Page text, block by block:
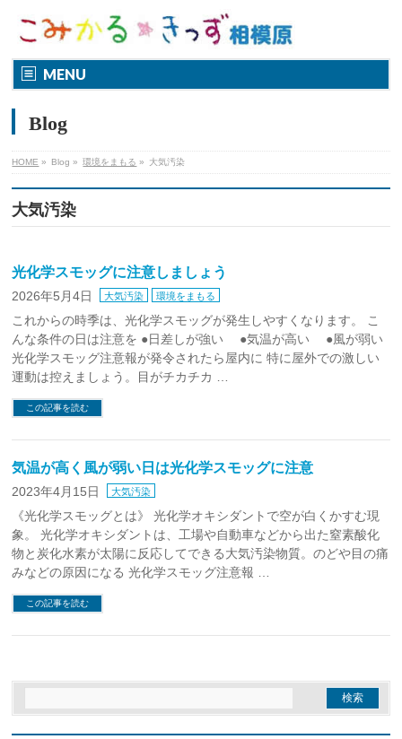
MENU
Blog
HOME » Blog » 環境をまもる » 大気汚染
大気汚染
光化学スモッグに注意しましょう
2026年5月4日 大気汚染 環境をまもる
これからの時季は、光化学スモッグが発生しやすくなります。 こ
んな条件の日は注意を ●日差しが強い ●気温が高い ●風が弱い
光化学スモッグ注意報が発令されたら屋内に 特に屋外での激しい
運動は控えましょう。目がチカチカ …
この記事を読む
気温が高く風が弱い日は光化学スモッグに注意
2023年4月15日 大気汚染
《光化学スモッグとは》 光化学オキシダントで空が白くかすむ現
象。 光化学オキシダントは、工場や自動車などから出た窒素酸化
物と炭化水素が太陽に反応してできる大気汚染物質。のどや目の痛
みなどの原因になる 光化学スモッグ注意報 …
この記事を読む